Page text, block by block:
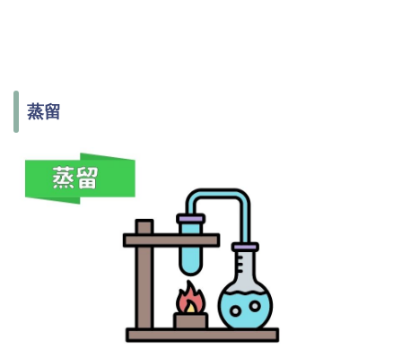
蒸留